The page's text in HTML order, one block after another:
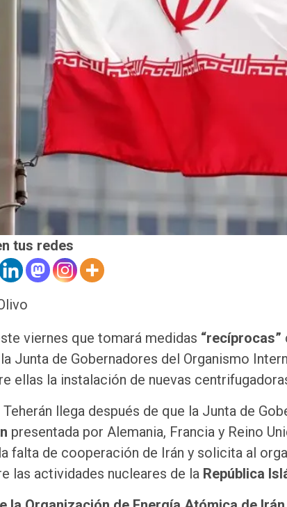
tus redes
viernes que tomará medidas “recíprocas”
Junta de Gobernadores del Organismo
ellas la instalación de nuevas
Teherán llega después de que la Junta de
presentada por Alemania, Francia y Reino
falta de cooperación de Irán y solicita al
las actividades nucleares de la República